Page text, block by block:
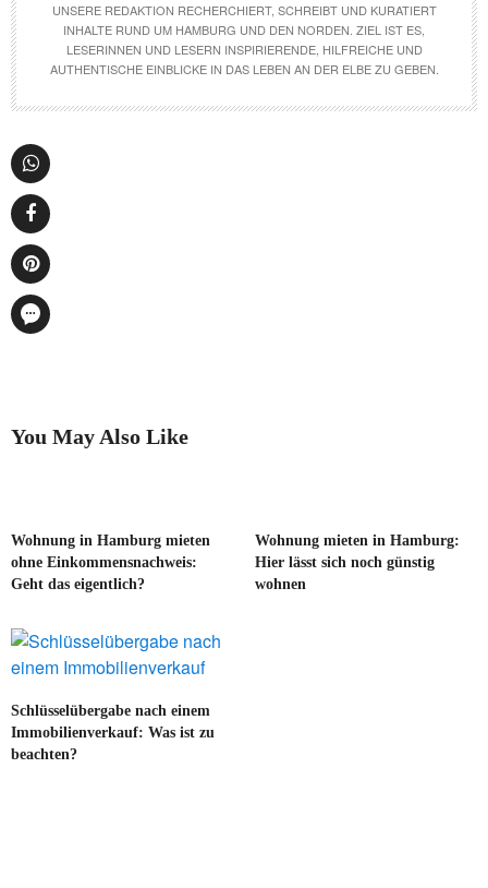
UNSERE REDAKTION RECHERCHIERT, SCHREIBT UND KURATIERT
INHALTE RUND UM HAMBURG UND DEN NORDEN. ZIEL IST ES,
LESERINNEN UND LESERN INSPIRIERENDE, HILFREICHE UND
AUTHENTISCHE EINBLICKE IN DAS LEBEN AN DER ELBE ZU GEBEN.
You May Also Like
Wohnung in Hamburg mieten
ohne Einkommensnachweis:
Geht das eigentlich?
Wohnung mieten in Hamburg:
Hier lässt sich noch günstig
wohnen
Schlüsselübergabe nach einem
Immobilienverkauf: Was ist zu
beachten?